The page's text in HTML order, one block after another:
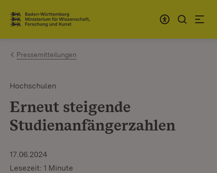
Zum Inhalt springen
Link zur Startseite
Pressemitteilungen
Hochschulen
Erneut steigende
Studienanfängerzahlen
17.06.2024
Lesezeit: 1 Minute